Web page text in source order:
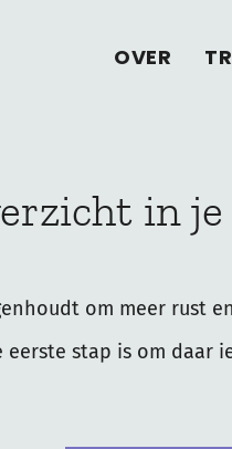
OVER
in je
om meer rust en
stap is om daar